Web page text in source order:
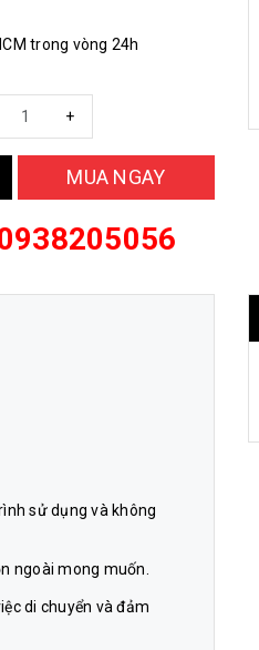
trong vòng 24h
+
MUA NGAY
sử dụng và không
ngoài mong muốn.
di chuyển và đảm